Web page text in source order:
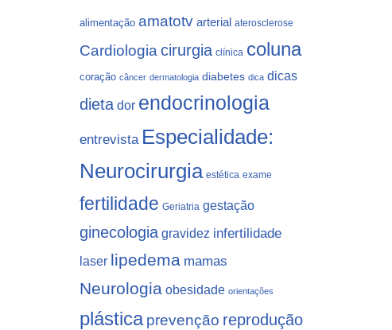
alimentação amatotv arterial aterosclerose
Cardiologia cirurgia clínica coluna
coração câncer dermatologia diabetes dica dicas
dieta dor endocrinologia
entrevista Especialidade:
Neurocirurgia estética exame
fertilidade Geriatria gestação
ginecologia gravidez infertilidade
laser lipedema mamas
Neurologia obesidade orientações
plástica prevenção reprodução